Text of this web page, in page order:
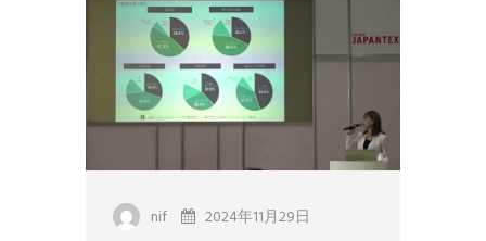
nif 2024年11月29日